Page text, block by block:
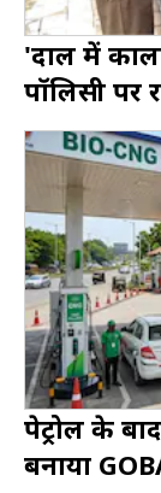
'दाल में
पॉलिसी पर
पेट्रोल के
बनाया